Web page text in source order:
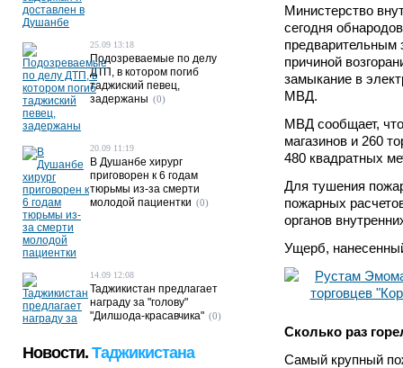
Министерство
сегодня
предварительным
причиной
замыкание в
МВД.
МВД сообщает,
магазинов и 260
480 квадратных
Для тушения
пожарных
органов
Ущерб,
Сколько раз
Самый крупный
25.09 13:18
Подозреваемые по делу
ДТП, в котором погиб
таджиский певец,
задержаны (0)
20.09 11:19
В Душанбе хирург
приговорен к 6 годам
тюрьмы из-за смерти
молодой пациентки (0)
14.09 12:08
Таджикистан предлагает
награду за "голову"
"Дилшода-красавчика" (0)
Новости. Таджикистана